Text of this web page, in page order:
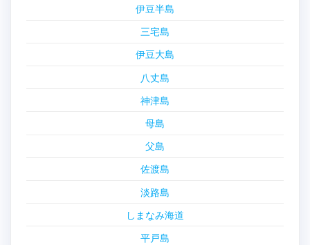
伊豆半島
三宅島
伊豆大島
八丈島
神津島
母島
父島
佐渡島
淡路島
しまなみ海道
平戸島